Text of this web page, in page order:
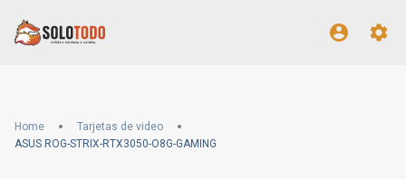
Home
Tarjetas de video
ASUS ROG-STRIX-RTX3050-O8G-GAMING